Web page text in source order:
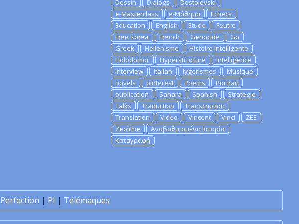
Dessin
Dialogs
Dostoievski
e-Masterclass
e-Μάθημα
Echecs
Education
English Etude
Feutre
Free Korea
French Genocide
Go
Greek
Hellenisme
Histoire Intelligente
Holodomor
Hyperstructure
Intelligence
Interview
Italian lygerismes
Musique
novels
pinterest Poems
Portrait
publication
Sahara Spanish
Strategie
Talks
Traduction
Transcription
Translation
Video Vincent Vinci
ZEE
Zeolithe
Αναβαθμισμένη Ιστορία
Καταγραφή
Perfection | PI | Télémaques